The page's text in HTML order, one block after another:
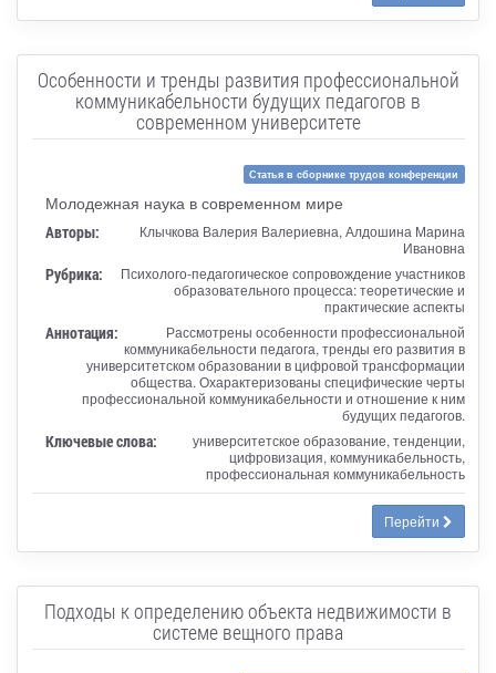
Особенности и тренды развития профессиональной
коммуникабельности будущих педагогов в
современном университете
Статья в сборнике трудов конференции
Молодежная наука в современном мире
Авторы:
Клычкова Валерия Валериевна, Алдошина Марина
Ивановна
Рубрика:
Психолого-педагогическое сопровождение участников
образовательного процесса: теоретические и
практические аспекты
Аннотация:
Рассмотрены особенности профессиональной
коммуникабельности педагога, тренды его развития в
университетском образовании в цифровой трансформации
общества. Охарактеризованы специфические черты
профессиональной коммуникабельности и отношение к ним
будущих педагогов.
Ключевые слова:
университетское образование, тенденции,
цифровизация, коммуникабельность,
профессиональная коммуникабельность
Перейти
Подходы к определению объекта недвижимости в
системе вещного права